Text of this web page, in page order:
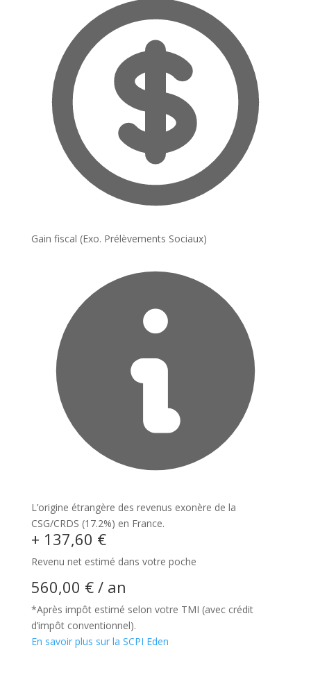
Gain fiscal (Exo. Prélèvements Sociaux)
L’origine étrangère des revenus exonère de la
CSG/CRDS (17.2%) en France.
+ 137,60 €
Revenu net estimé dans votre poche
560,00 € / an
*Après impôt estimé selon votre TMI (avec crédit
d’impôt conventionnel).
En savoir plus sur la SCPI Eden